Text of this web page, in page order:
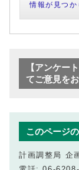
情報が見つか
【アンケー
てご意見を
このページ
計画調整局 企